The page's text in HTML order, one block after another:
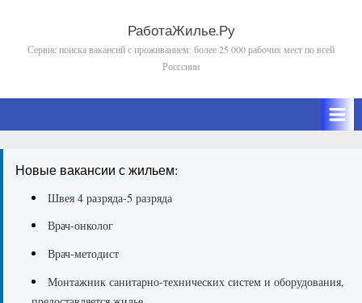
content
РаботаЖилье.Ру
Сервис поиска вакансий с проживанием: более 25 000 рабочих мест по всей
Росссиии
Новые вакансии с жильем:
Швея 4 разряда-5 разряда
Врач-онколог
Врач-методист
Монтажник санитарно-технических систем и оборудования,